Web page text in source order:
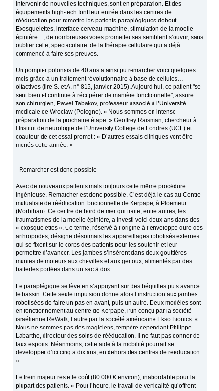
intervenir de nouvelles techniques, sont en préparation. Et des
équipements high-tech font leur entrée dans les centres de
rééducation pour remettre les patients paraplégiques debout.
Exosquelettes, interface cerveau-machine, stimulation de la moelle
épinière…, de nombreuses voies prometteuses semblent s’ouvrir, sans
oublier celle, spectaculaire, de la thérapie cellulaire qui a déjà
commencé à faire ses preuves.
Un pompier polonais de 40 ans a ainsi pu remarcher voici quelques
mois grâce à un traitement révolutionnaire à base de cellules…
olfactives (lire S. et A. n° 815, janvier 2015). Aujourd’hui, ce patient "se
sent bien et continue à récupérer de manière fonctionnelle", assure
son chirurgien, Pawel Tabakov, professeur associé à l’Université
médicale de Wroclaw (Pologne). « Nous sommes en intense
préparation de la prochaine étape. » Geoffrey Raisman, chercheur à
l’Institut de neurologie de l’University College de Londres (UCL) et
coauteur de cet essai promet : « D’autres essais cliniques vont être
menés cette année. »
- Remarcher est donc possible
Avec de nouveaux patients mais toujours cette même procédure
ingénieuse. Remarcher est donc possible. C’est déjà le cas au Centre
mutualiste de rééducation fonctionnelle de Kerpape, à Ploemeur
(Morbihan). Ce centre de bord de mer qui traite, entre autres, les
traumatismes de la moelle épinière, a investi voici deux ans dans des
« exosquelettes ». Ce terme, réservé à l’origine à l’enveloppe dure des
arthropodes, désigne désormais les appareillages robotisés externes
qui se fixent sur le corps des patients pour les soutenir et leur
permettre d’avancer. Les jambes s’insèrent dans deux gouttières
munies de moteurs aux chevilles et aux genoux, alimentés par des
batteries portées dans un sac à dos.
Le paraplégique se lève en s’appuyant sur des béquilles puis avance
le bassin. Cette seule impulsion donne alors l’instruction aux jambes
robotisées de faire un pas en avant, puis un autre. Deux modèles sont
en fonctionnement au centre de Kerpape, l’un conçu par la société
israélienne ReWalk, l’autre par la société américaine Ekso Bionics. «
Nous ne sommes pas des magiciens, tempère cependant Philippe
Labarthe, directeur des soins de rééducation. Il ne faut pas donner de
faux espoirs. Néanmoins, cette aide à la mobilité pourrait se
développer d’ici cinq à dix ans, en dehors des centres de rééducation.
»
Le frein majeur reste le coût (80 000 € environ), inabordable pour la
plupart des patients. « Pour l’heure, le travail de verticalité qu’offrent